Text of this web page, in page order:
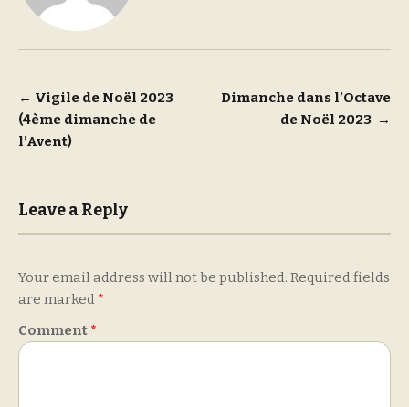
Post
navigation
← Vigile de Noël 2023
(4ème dimanche de
l’Avent)
Dimanche dans l’Octave
de Noël 2023 →
Leave a Reply
Your email address will not be published. Required fields
are marked *
Comment *